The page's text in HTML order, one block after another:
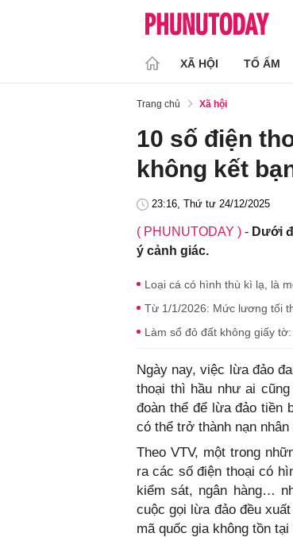
XÃ HỘI TỔ ẤM
Trang chủ Xã hội
10 số điện
không kết
23:16, Thứ tư 24/12/2025
( PHUNUTODAY ) - Dưới
ý cảnh giác.
Loại cá có hình thù kì lạ, là
Từ 1/1/2026: Mức lương tối
Làm sổ đỏ đất không giấy
Ngày nay, việc lừa đảo
thoại thì hầu như ai
đoàn thể để lừa đảo tiền
có thể trở thành nạn nhân
Theo VTV, một trong
ra các số điện thoại có
kiểm sát, ngân hàng…
cuộc gọi lừa đảo đều
mã quốc gia không tồn